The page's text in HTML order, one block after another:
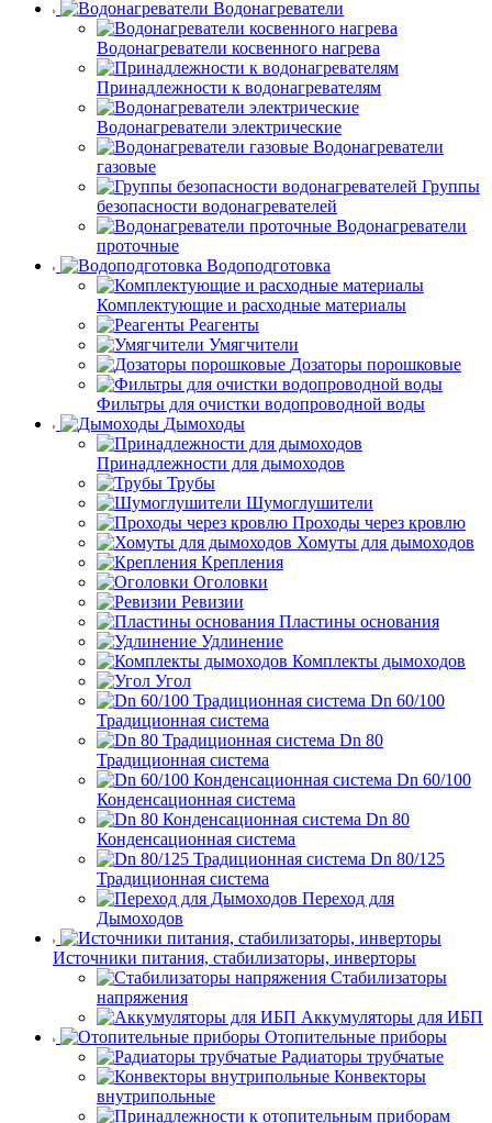
Водонагреватели
Водонагреватели косвенного нагрева
Принадлежности к водонагревателям
Водонагреватели электрические
Водонагреватели
газовые
Группы
безопасности водонагревателей
Водонагреватели
проточные
Водоподготовка
Комплектующие и расходные материалы
Реагенты
Умягчители
Дозаторы порошковые
Фильтры для очистки водопроводной воды
Дымоходы
Принадлежности для дымоходов
Трубы
Шумоглушители
Проходы через кровлю
Хомуты для дымоходов
Крепления
Оголовки
Ревизии
Пластины основания
Удлинение
Комплекты дымоходов
Угол
Dn 60/100
Традиционная система
Dn 80
Традиционная система
Dn 60/100
Конденсационная система
Dn 80
Конденсационная система
Dn 80/125
Традиционная система
Переход для
Дымоходов
Источники питания, стабилизаторы, инверторы
Стабилизаторы
напряжения
Аккумуляторы для ИБП
Отопительные приборы
Радиаторы трубчатые
Конвекторы
внутрипольные